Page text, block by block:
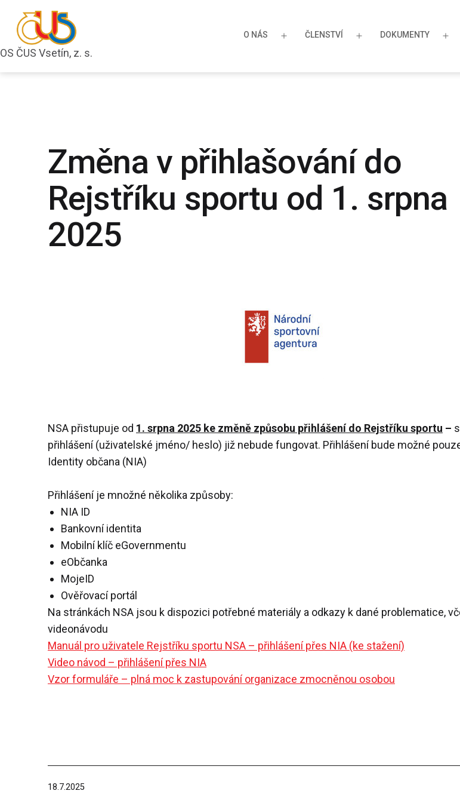
obsahu
OS ČUS Vsetín, z. s.
OS
O NÁS ČLENSTVÍ DOKUMENTY
Změna v přihlašování do
Rejstříku sportu od 1. srpna
2025
NSA přistupuje od 1. srpna 2025 ke změně způsobu přihlášení do Rejstříku sportu –
přihlášení (uživatelské jméno/ heslo) již nebude fungovat. Přihlášení bude možné
Identity občana (NIA)
Přihlášení je množné několika způsoby:
NIA ID
Bankovní identita
Mobilní klíč eGovernmentu
eObčanka
MojeID
Ověřovací portál
Na stránkách NSA jsou k dispozici potřebné materiály a odkazy k dané problematice,
videonávodu
Manuál pro uživatele Rejstříku sportu NSA – přihlášení přes NIA (ke stažení)
Video návod – přihlášení přes NIA
Vzor formuláře – plná moc k zastupování organizace zmocněnou osobou
Publikováno
18.7.2025